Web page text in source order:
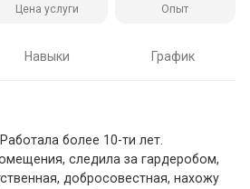
Цена услуги Опыт
Навыки График
более 10-ти лет.
следила за гардеробом,
добросовестная, нахожу